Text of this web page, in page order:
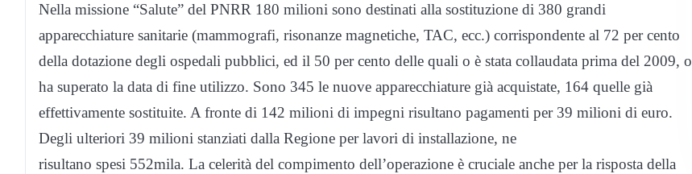
Nella missione “Salute” del PNRR 180 milioni sono destinati alla sostituzione di 380 grandi
apparecchiature sanitarie (mammografi, risonanze magnetiche, TAC, ecc.) corrispondente al 72 per cento
della dotazione degli ospedali pubblici, ed il 50 per cento delle quali o è stata collaudata prima del 2009, o
ha superato la data di fine utilizzo. Sono 345 le nuove apparecchiature già acquistate, 164 quelle già
effettivamente sostituite. A fronte di 142 milioni di impegni risultano pagamenti per 39 milioni di euro.
Degli ulteriori 39 milioni stanziati dalla Regione per lavori di installazione, ne
risultano spesi 552mila. La celerità del compimento dell’operazione è cruciale anche per la risposta della